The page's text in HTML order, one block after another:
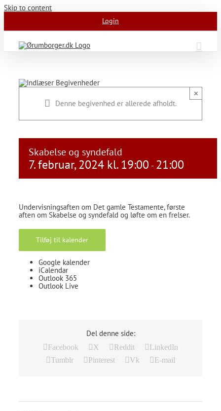
Skip to content
Login
Denne begivenhed er allerede afholdt.
×
Skabelse og syndefald
7. februar, 2024 kl. 19:00 - 21:00
Undervisningsaften om Det gamle Testamente, første
aften om Skabelse og syndefald og løfte om en frelser.
Tilføj til kalender
Google kalender
iCalendar
Outlook 365
Outlook Live
Del denne side:
Facebook X Reddit
LinkedIn
Tumblr
Pinterest Vk E-mail